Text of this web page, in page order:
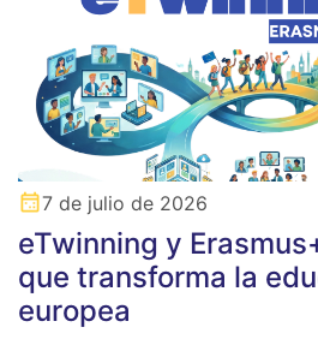
7 de julio de 2026
eTwinning y
que transforma la
europea